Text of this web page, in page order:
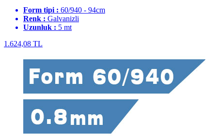
Form tipi : 60/940 - 94cm
Renk : Galvanizli
Uzunluk : 5 mt
1.624,08 TL